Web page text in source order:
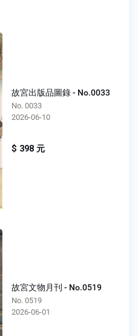
故宮出版品圖錄 - No.0033
No. 0033
2026-06-10
$ 398 元
故宮文物月刊 - No.0519
No. 0519
2026-06-01